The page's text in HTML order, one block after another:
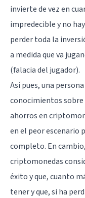
invierte de vez en
impredecible y no
perder toda la
a medida que va
(falacia del jugador).
Así pues, una
conocimientos sobre
ahorros en
en el peor escenario
completo. En
criptomonedas
éxito y que, cuanto
tener y que, si ha